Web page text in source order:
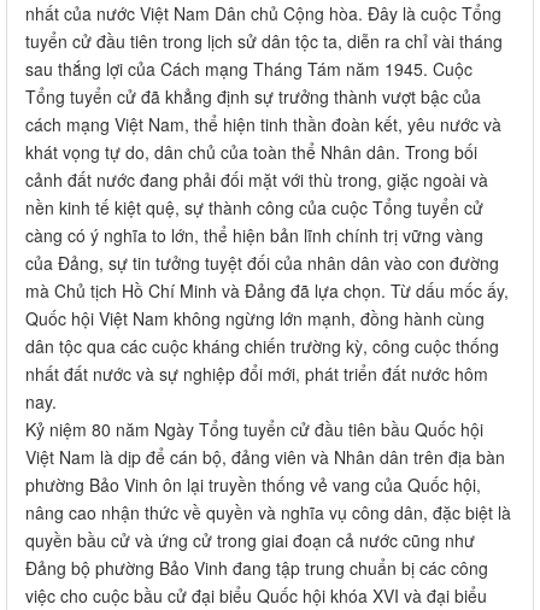
nhất của nước Việt Nam Dân chủ Cộng hòa. Đây là cuộc Tổng
tuyển cử đầu tiên trong lịch sử dân tộc ta, diễn ra chỉ vài tháng
sau thắng lợi của Cách mạng Tháng Tám năm 1945. Cuộc
Tổng tuyển cử đã khẳng định sự trưởng thành vượt bậc của
cách mạng Việt Nam, thể hiện tinh thần đoàn kết, yêu nước và
khát vọng tự do, dân chủ của toàn thể Nhân dân. Trong bối
cảnh đất nước đang phải đối mặt với thù trong, giặc ngoài và
nền kinh tế kiệt quệ, sự thành công của cuộc Tổng tuyển cử
càng có ý nghĩa to lớn, thể hiện bản lĩnh chính trị vững vàng
của Đảng, sự tin tưởng tuyệt đối của nhân dân vào con đường
mà Chủ tịch Hồ Chí Minh và Đảng đã lựa chọn. Từ dấu mốc ấy,
Quốc hội Việt Nam không ngừng lớn mạnh, đồng hành cùng
dân tộc qua các cuộc kháng chiến trường kỳ, công cuộc thống
nhất đất nước và sự nghiệp đổi mới, phát triển đất nước hôm
nay.
Kỷ niệm 80 năm Ngày Tổng tuyển cử đầu tiên bầu Quốc hội
Việt Nam là dịp để cán bộ, đảng viên và Nhân dân trên địa bàn
phường Bảo Vinh ôn lại truyền thống vẻ vang của Quốc hội,
nâng cao nhận thức về quyền và nghĩa vụ công dân, đặc biệt là
quyền bầu cử và ứng cử trong giai đoạn cả nước cũng như
Đảng bộ phường Bảo Vinh đang tập trung chuẩn bị các công
việc cho cuộc bầu cử đại biểu Quốc hội khóa XVI và đại biểu